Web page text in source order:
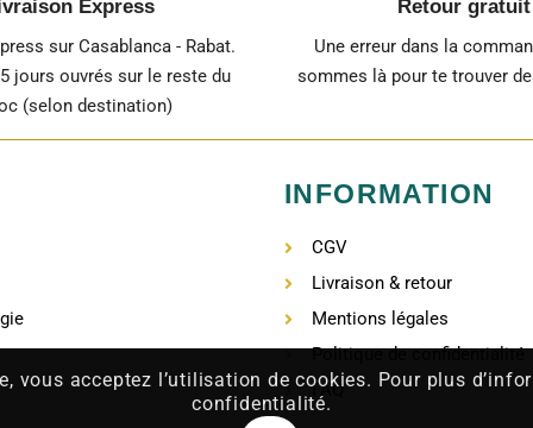
Express
sur Casablanca - Rabat.
jours ouvrés sur le reste du
(selon destination)
Retour gratuit
Une erreur dans la
sommes là pour te trouver
INFORMATION
CGV
Livraison & retour
Mentions légales
Politique de confidentialité
FAQ
vous acceptez l’utilisation de cookies. Pour plus
confidentialité.